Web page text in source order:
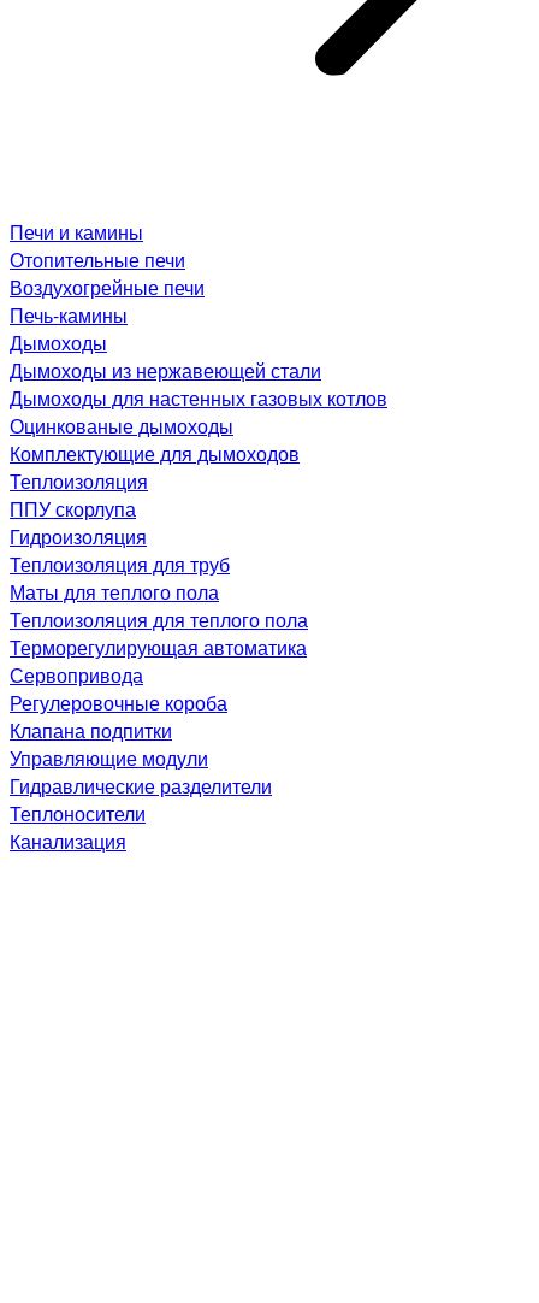
Печи и камины
Отопительные печи
Воздухогрейные печи
Печь-камины
Дымоходы
Дымоходы из нержавеющей стали
Дымоходы для настенных газовых котлов
Оцинкованые дымоходы
Комплектующие для дымоходов
Теплоизоляция
ППУ скорлупа
Гидроизоляция
Теплоизоляция для труб
Маты для теплого пола
Теплоизоляция для теплого пола
Терморегулирующая автоматика
Сервопривода
Регулеровочные короба
Клапана подпитки
Управляющие модули
Гидравлические разделители
Теплоносители
Канализация